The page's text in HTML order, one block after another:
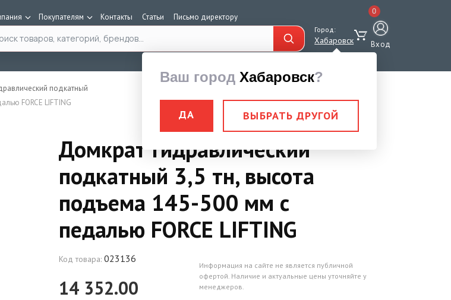
Покупателям Контакты Статьи Письмо директору
по каталогу Город:
Хабаровск
Ваш город Хабаровск?
ДА ВЫБРАТЬ ДРУГОЙ
0
Вход
подкатный
FORCE LIFTING
Домкрат гидравлический
подкатный 3,5 тн, высота
подъема 145-500 мм с
педалью FORCE LIFTING
Код товара: 023136
14 352.00
Информация на сайте не является публичной
офертой. Наличие и актуальные цены уточняйте у
менеджеров.